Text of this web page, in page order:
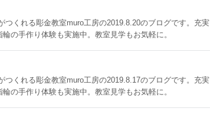
くれる彫金教室muro工房の2019.8.20のブログです。充実
の手作り体験も実施中。教室見学もお気軽に。
くれる彫金教室muro工房の2019.8.17のブログです。充実
の手作り体験も実施中。教室見学もお気軽に。